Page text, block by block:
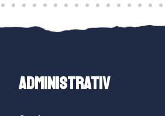
ADMINISTRATIV